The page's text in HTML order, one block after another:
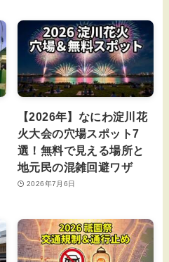
【2026年】なにわ淀川花
火大会の穴場スポット7
選！無料で見える場所と
地元民の混雑回避ワザ
2026年7月6日